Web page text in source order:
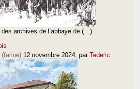
archives de l’abbaye de (…)
(farine) 12 novembre 2024 , par Tederic